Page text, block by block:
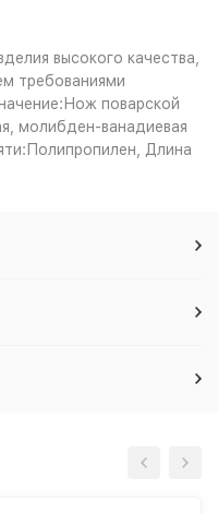
высокого качества,
требованиями
поварской
молибден-ванадиевая
Длина